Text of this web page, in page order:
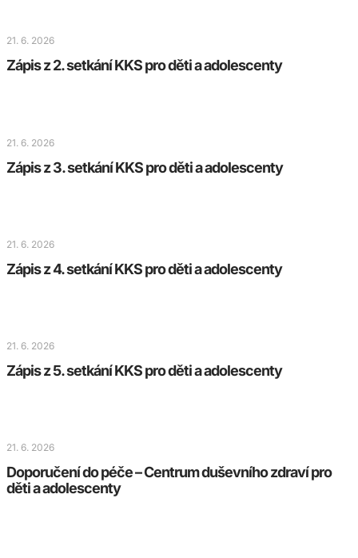
21. 6. 2026
Zápis z 2. setkání KKS pro děti a adolescenty
21. 6. 2026
Zápis z 3. setkání KKS pro děti a adolescenty
21. 6. 2026
Zápis z 4. setkání KKS pro děti a adolescenty
21. 6. 2026
Zápis z 5. setkání KKS pro děti a adolescenty
21. 6. 2026
Doporučení do péče – Centrum duševního zdraví pro
děti a adolescenty